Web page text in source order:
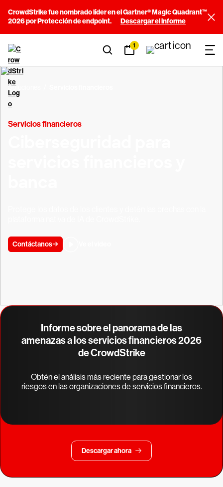
CrowdStrike fue nombrado líder en el Gartner® Magic Quadrant™
2026 por Protección de endpoint.
Descargar el informe
1
Soluciones
Servicios financieros
Contáctanos
Informe sobre el panorama de las
amenazas a los servicios financieros 2026
de CrowdStrike
Obtén el análisis más reciente para gestionar los
riesgos en las organizaciones de servicios financieros.
Descargar ahora